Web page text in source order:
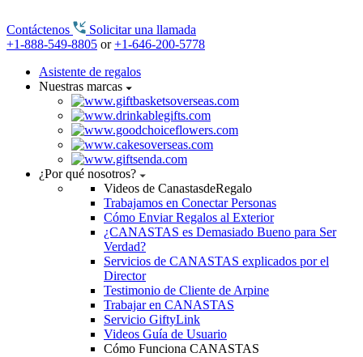
Contáctenos
Solicitar una llamada
+1-888-549-8805 or+1-646-200-5778
Asistente de regalos
Nuestras marcas
¿Por qué nosotros?
Videos de CanastasdeRegalo
Trabajamos en Conectar Personas
Cómo Enviar Regalos al Exterior
¿CANASTAS es Demasiado Bueno para Ser
Verdad?
Servicios de CANASTAS explicados por el
Director
Testimonio de Cliente de Arpine
Trabajar en CANASTAS
Servicio GiftyLink
Videos Guía de Usuario
Cómo Funciona CANASTAS